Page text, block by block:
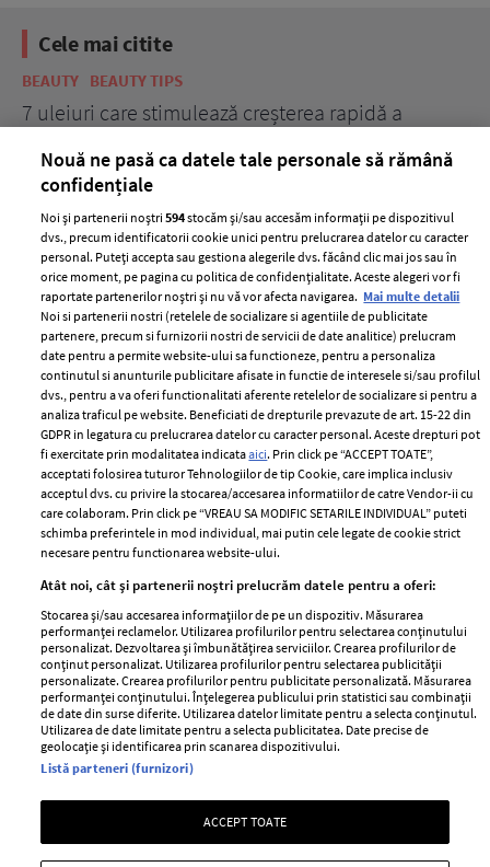
Cele mai citite
BEAUTY BEAUTY TIPS
7 uleiuri care stimulează creșterea rapidă a
ELLE Style Awards
2024
Despre ELLE
Romania
Contact
Abonamente
Termeni si conditii
Politica de
confidențialitate
Politica de cookies
Publicitate
GSP
Unica
Baby
Retete
femei
Viva
Avantaje
Retete practice
Pariază responsabil! Decizia ONJN nr. 821/25.09.2025.
Jocurile de noroc sunt interzise minorilor.
Nouă ne pasă ca datele tale personale să rămână
confidențiale
Noi și partenerii noștri594stocăm și/sau accesăm informații pe dispozitivul
dvs., precum identificatorii cookie unici pentru prelucrarea datelor cu caracter
personal. Puteți accepta sau gestiona alegerile dvs. făcând clic mai jos sau în
orice moment, pe pagina cu politica de confidențialitate. Aceste alegeri vor fi
raportate partenerilor noștri și nu vă vor afecta navigarea. Mai multe detalii
Noi si partenerii nostri (retelele de socializare si agentiile de publicitate
partenere, precum si furnizorii nostri de servicii de date analitice) prelucram
date pentru a permite website-ului sa functioneze, pentru a personaliza
continutul si anunturile publicitare afisate in functie de interesele si/sau profilul
dvs., pentru a va oferi functionalitati aferente retelelor de socializare si pentru a
analiza traficul pe website. Beneficiati de drepturile prevazute de art. 15-22 din
GDPR in legatura cu prelucrarea datelor cu caracter personal. Aceste drepturi pot
fi exercitate prin modalitatea indicataaici. Prin click pe “ACCEPT TOATE”,
acceptati folosirea tuturor Tehnologiilor de tip Cookie, care implica inclusiv
acceptul dvs. cu privire la stocarea/accesarea informatiilor de catre Vendor-ii cu
care colaboram. Prin click pe “VREAU SA MODIFIC SETARILE INDIVIDUAL” puteti
schimba preferintele in mod individual, mai putin cele legate de cookie strict
necesare pentru functionarea website-ului.
Atât noi, cât și partenerii noștri prelucrăm datele pentru a oferi:
Stocarea și/sau accesarea informațiilor de pe un dispozitiv. Măsurarea
performanței reclamelor. Utilizarea profilurilor pentru selectarea conținutului
personalizat. Dezvoltarea și îmbunătățirea serviciilor. Crearea profilurilor de
conținut personalizat. Utilizarea profilurilor pentru selectarea publicității
personalizate. Crearea profilurilor pentru publicitate personalizată. Măsurarea
performanței conținutului. Înțelegerea publicului prin statistici sau combinații
de date din surse diferite. Utilizarea datelor limitate pentru a selecta conținutul.
Utilizarea de date limitate pentru a selecta publicitatea. Date precise de
geolocație și identificarea prin scanarea dispozitivului.
Listă parteneri (furnizori)
ACCEPT TOATE